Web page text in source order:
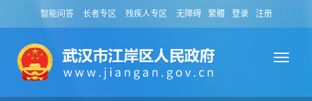
智能问答 长者专区 残疾人专区 无障碍 繁體 登录 注册